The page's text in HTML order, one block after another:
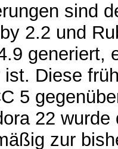
sind
2.2 und
generiert,
Diese
5
22
zur